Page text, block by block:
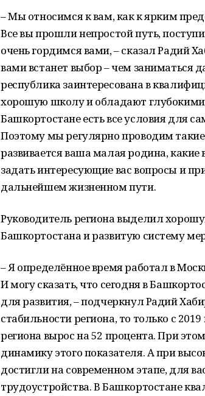
– Мы относимся к вам, как к ярким
Все вы прошли непростой путь,
очень гордимся вами, – сказал Радий
вами встанет выбор – чем заниматься
республика заинтересована в
хорошую школу и обладают глубокими
Башкортостане есть все условия для
Поэтому мы регулярно проводим такие
развивается ваша малая родина,
задать интересующие вас вопросы и
дальнейшем жизненном пути.
Руководитель региона выделил
Башкортостана и развитую систему
– Я определённое время работал в
И могу сказать, что сегодня в
для развития, – подчеркнул Радий
стабильности региона, то только с
региона вырос на 52 процента. При
динамику этого показателя. А при
достигли на современном этапе, для
трудоустройства. В Башкортостане